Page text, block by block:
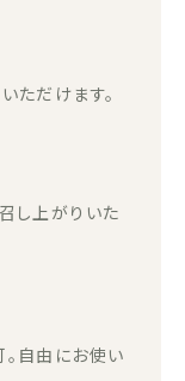
ただけます。
し上がりいた
自由にお使い